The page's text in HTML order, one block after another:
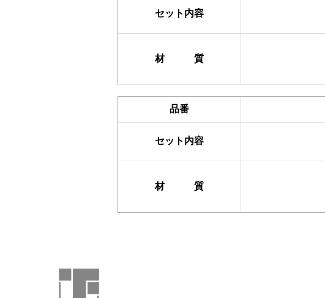
セット内容
材 質
品番
セット内容
材 質